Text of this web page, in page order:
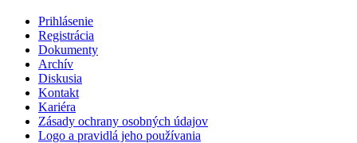
Prihlásenie
Registrácia
Dokumenty
Archív
Diskusia
Kontakt
Kariéra
Zásady ochrany osobných údajov
Logo a pravidlá jeho používania